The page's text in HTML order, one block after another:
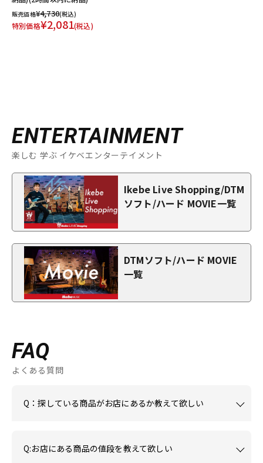
販売価格¥4,730(税込)
特別価格¥2,081(税込)
ENTERTAINMENT
楽しむ 学ぶ イケベエンターテイメント
Ikebe Live Shopping/DTM
ソフト/ハード MOVIE一覧
DTMソフト/ハード MOVIE
一覧
FAQ
よくある質問
Q：探している商品がお店にあるか教えて欲しい
Q:お店にある商品の値段を教えて欲しい